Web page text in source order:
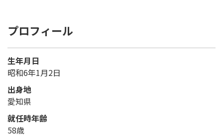
プロフィール
生年月日
昭和6年1月2日
出身地
愛知県
就任時年齢
58歳